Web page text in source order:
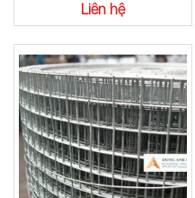
Liên hệ